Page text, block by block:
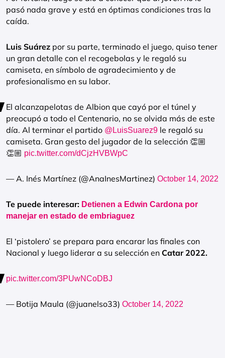
pasó nada grave y está en óptimas condiciones tras la
caída.
Luis Suárez por su parte, terminado el juego, quiso tener
un gran detalle con el recogebolas y le regaló su
camiseta, en símbolo de agradecimiento y de
profesionalismo en su labor.
El alcanzapelotas de Albion que cayó por el túnel y
preocupó a todo el Centenario, no se olvida más de este
día. Al terminar el partido @LuisSuarez9 le regaló su
camiseta. Gran gesto del jugador de la selección 👏🏼
👏🏼 pic.twitter.com/dCjzHVBWpC
— A. Inés Martínez (@AnaInesMartinez) October 14, 2022
Te puede interesar: Detienen a Edwin Cardona por
manejar en estado de embriaguez
El ‘pistolero’ se prepara para encarar las finales con
Nacional y luego liderar a su selección en Catar 2022.
pic.twitter.com/3PUwNCoDBJ
— Botija Maula (@juanelso33) October 14, 2022